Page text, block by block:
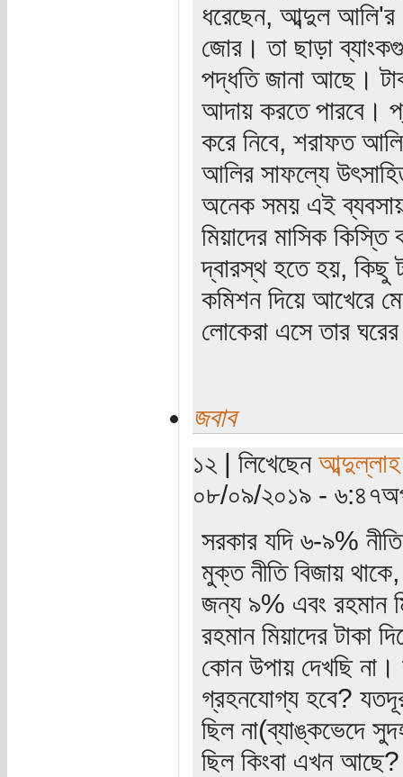
ধরেছেন, আব্দুল আলি'র
জোর। তা ছাড়া
পদ্ধতি জানা আছে।
আদায় করতে পারবে।
করে নিবে, শরাফত
আলির সাফল্যে
অনেক সময় এই ব্যবসায়
মিয়াদের মাসিক কিস্তি
দ্বারস্থ হতে হয়, কিছু
কমিশন দিয়ে আখেরে
লোকেরা এসে তার
জবাব
১২ | লিখেছেন
০৮/০৯/২০১৯ -
সরকার যদি ৬-৯%
মুক্ত নীতি বিজায়
জন্য ৯% এবং রহমান
রহমান মিয়াদের টাকা
কোন উপায় দেখছি না।
গ্রহনযোগ্য হবে?
ছিল না(ব্যাঙ্কভেদে
ছিল কিংবা এখন আছে?